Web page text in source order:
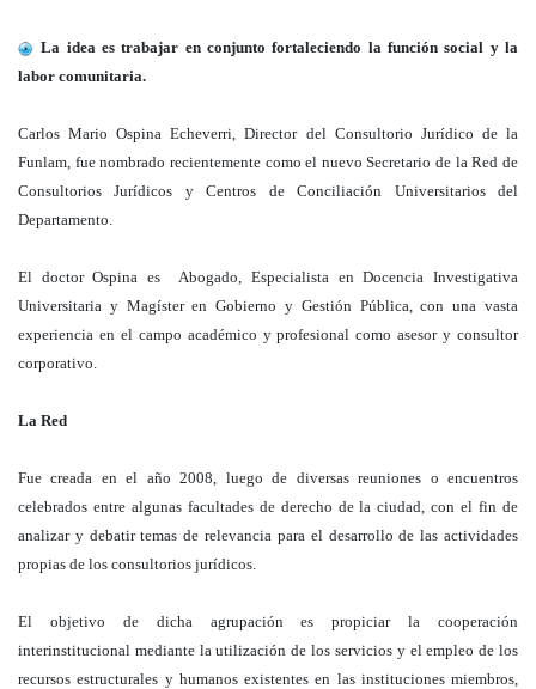
La idea es trabajar en conjunto fortaleciendo la función social y la
labor comunitaria.
Carlos Mario Ospina Echeverri, Director del Consultorio Jurídico de la
Funlam, fue nombrado recientemente como el nuevo Secretario de la Red de
Consultorios Jurídicos y Centros de Conciliación Universitarios del
Departamento.
El doctor Ospina es Abogado, Especialista en Docencia Investigativa
Universitaria y Magíster en Gobierno y Gestión Pública, con una vasta
experiencia en el campo académico y profesional como asesor y consultor
corporativo.
La Red
Fue creada en el año 2008, luego de diversas reuniones o encuentros
celebrados entre algunas facultades de derecho de la ciudad, con el fin de
analizar y debatir temas de relevancia para el desarrollo de las actividades
propias de los consultorios jurídicos.
El objetivo de dicha agrupación es propiciar la cooperación
interinstitucional mediante la utilización de los servicios y el empleo de los
recursos estructurales y humanos existentes en las instituciones miembros,